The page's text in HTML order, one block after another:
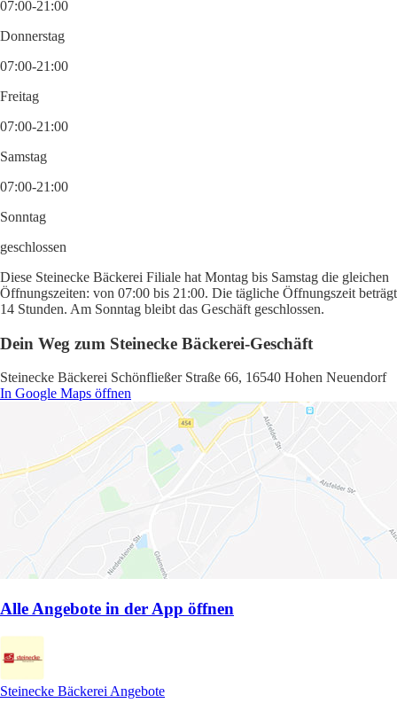
07:00-21:00
Donnerstag
07:00-21:00
Freitag
07:00-21:00
Samstag
07:00-21:00
Sonntag
geschlossen
Diese Steinecke Bäckerei Filiale hat Montag bis Samstag die gleichen
Öffnungszeiten: von 07:00 bis 21:00. Die tägliche Öffnungszeit beträgt
14 Stunden. Am Sonntag bleibt das Geschäft geschlossen.
Dein Weg zum Steinecke Bäckerei-Geschäft
Steinecke Bäckerei Schönfließer Straße 66, 16540 Hohen Neuendorf
In Google Maps öffnen
Alle Angebote in der App öffnen
Steinecke Bäckerei Angebote